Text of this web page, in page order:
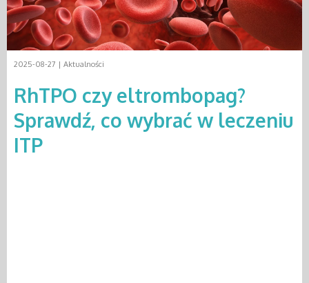
2025-08-27 | Aktualności
RhTPO czy eltrombopag?
Sprawdź, co wybrać w leczeniu
ITP